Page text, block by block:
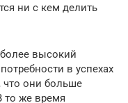
ни с кем делить
высокий
в успехах
что они больше
то же время